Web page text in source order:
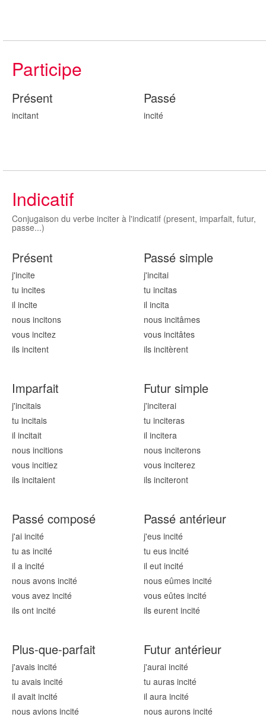
Participe
Présent
incitant
Passé
incité
Indicatif
Conjugaison du verbe inciter à l'indicatif (present, imparfait, futur,
passe...)
Présent
j'incite
tu incites
il incite
nous incitons
vous incitez
ils incitent
Passé simple
j'incitai
tu incitas
il incita
nous incitâmes
vous incitâtes
ils incitèrent
Imparfait
j'incitais
tu incitais
il incitait
nous incitions
vous incitiez
ils incitaient
Futur simple
j'inciterai
tu inciteras
il incitera
nous inciterons
vous inciterez
ils inciteront
Passé composé
j'ai incité
tu as incité
il a incité
nous avons incité
vous avez incité
ils ont incité
Passé antérieur
j'eus incité
tu eus incité
il eut incité
nous eûmes incité
vous eûtes incité
ils eurent incité
Plus-que-parfait
j'avais incité
tu avais incité
il avait incité
nous avions incité
Futur antérieur
j'aurai incité
tu auras incité
il aura incité
nous aurons incité